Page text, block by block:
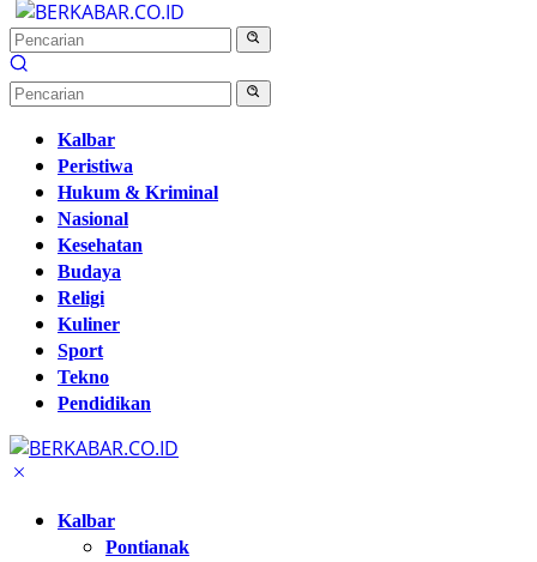
Kalbar
Peristiwa
Hukum & Kriminal
Nasional
Kesehatan
Budaya
Religi
Kuliner
Sport
Tekno
Pendidikan
Kalbar
Pontianak